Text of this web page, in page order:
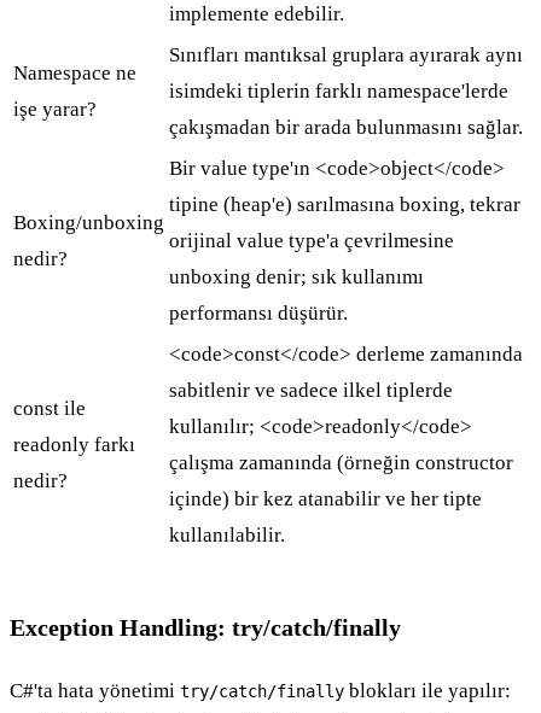
implemente edebilir.
Namespace ne
işe yarar?
Sınıfları mantıksal gruplara ayırarak aynı
isimdeki tiplerin farklı namespace'lerde
çakışmadan bir arada bulunmasını sağlar.
Boxing/unboxing
nedir?
Bir value type'ın <code>object</code>
tipine (heap'e) sarılmasına boxing, tekrar
orijinal value type'a çevrilmesine
unboxing denir; sık kullanımı
performansı düşürür.
const ile
readonly farkı
nedir?
<code>const</code> derleme zamanında
sabitlenir ve sadece ilkel tiplerde
kullanılır; <code>readonly</code>
çalışma zamanında (örneğin constructor
içinde) bir kez atanabilir ve her tipte
kullanılabilir.
Exception Handling: try/catch/finally
C#'ta hata yönetimi try/catch/finally blokları ile yapılır: